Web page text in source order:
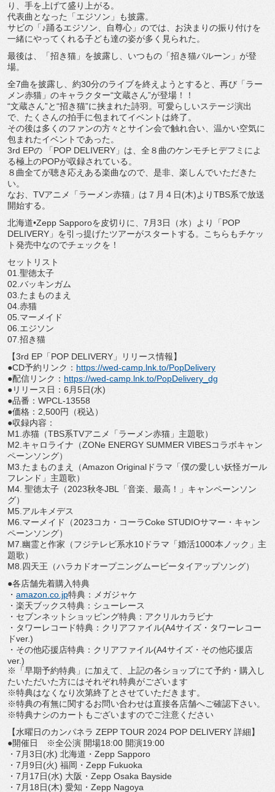
り、 手を上げて盛り上がる。
代表曲となった「エジソン」も披露。
サビの「♪踊るエジソン、自尊心」のでは、 お決まりの振り付けを
一緒にやってくれる子ども達の姿が多く見られた。
最後は、「招き猫」を披露し、いつもの「招き猫バルーン」 が登
場。
全7曲を披露し、約30分のライブを終えようとすると、再び「ラー
メン赤猫」のキャラクター“文蔵さん”が登場！！
“文蔵さん”と“招き猫”に挟まれた詩羽。 可愛らしいステージ演出
で、 たくさんの拍手に包まれてイベントは終了。
その後は多くのファンの方々とサイン会で触れ合い、 温かい空気に
包まれたイベントであった。
3rd EPの 「POP DELIVERY」は、 全８曲のケンモチヒデフミによ
る極上のPOPが収録されている。
８曲全てが聴き応えある楽曲なので、是非、 楽しんでいただきた
い。
なお、TVアニメ「ラーメン赤猫」は７月４日(木)よりTBS系で放送
開始する。
北海道•Zepp Sapporoを皮切りに、7月3日（水）より「POP
DELIVERY」を引っ提げたツアーがスタートする。
こちらもチケッ
ト発売中なのでチェックを！
セットリスト
01.聖徳太子
02.バッキンガム
03.たまものまえ
04.赤猫
05.マーメイド
06.エジソン
07.招き猫
【3rd EP「POP DELIVERY」リリース情報】
●CD予約リンク： https://wed-camp.lnk. to/PopDelivery
●配信リンク： https://wed-camp.lnk. to/PopDelivery_dg
●リリース日：6月5日(水)
●品番：WPCL-13558
●価格：2,500円（税込）
●収録内容：
M1.赤猫（TBS系TVアニメ「ラーメン赤猫」主題歌）
M2.キャロライナ（ZONe ENERGY SUMMER VIBESコラボキャン
ペーンソング）
M3.たまものまえ（Amazon Originalドラマ「僕の愛しい妖怪ガール
フレンド」 主題歌）
M4. 聖徳太子（2023秋冬JBL「音楽、最高！」 キャンペーンソン
グ）
M5.アルキメデス
M6.マーメイド（2023コカ・コーラCoke STUDIOサマー・キャン
ペーンソング）
M7.幽霊と作家（フジテレビ系水10ドラマ「婚活1000本ノック」主
題歌）
M8.四天王（ハラカドオープニングムービータイアップソング）
●各店舗先着購入特典
・ amazon.co.jp特典：メガジャケ
・楽天ブックス特典：シューレース
・セブンネットショッピング特典：アクリルカラビナ
・タワーレコード特典：クリアファイル(A4サイズ・ タワーレコー
ドver.)
・その他応援店特典：クリアファイル(A4サイズ・ その他応援店
ver.)
※「早期予約特典」に加えて、上記の各ショップにて予約・ 購入し
たいただいた方にはそれぞれ特典がございます
※特典はなくなり次第終了とさせていただきます。
※特典の有無に関するお問い合わせは直接各店舗へご確認下さい。
※特典ナシのカートもございますのでご注意ください
【水曜日のカンパネラ ZEPP TOUR 2024 POP DELIVERY 詳細】
●開催日 ※全公演 開場18:00 開演19:00
・7月3日(水) 北海道・Zepp Sapporo
・7月9日(火) 福岡・Zepp Fukuoka
・7月17日(水) 大阪・Zepp Osaka Bayside
・7月18日(木) 愛知・Zepp Nagoya